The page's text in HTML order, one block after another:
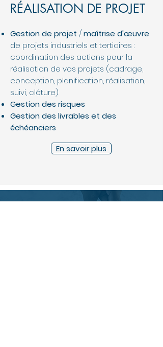
RÉALISATION DE PROJET
Gestion de projet /maîtrise d'œuvre
de projets industriels et tertiaires :
coordination des actions pour la
réalisation de vos projets (cadrage,
conception, planification, réalisation,
suivi, clôture)
Gestion des risques
Gestion des livrables et des
échéanciers
En savoir plus